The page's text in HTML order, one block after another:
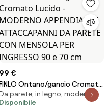
99 €
FINLO Ontano/gancio Cromato
- MODERNO APPENDIABITI
ATTACCAPANNI DA PARETE CON
Da parete, in legno, moderno
Disponibile